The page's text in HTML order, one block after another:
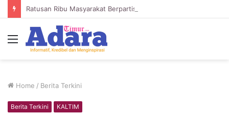
Menu
Home / Berita Terkini
Berita Terkini KALTIM